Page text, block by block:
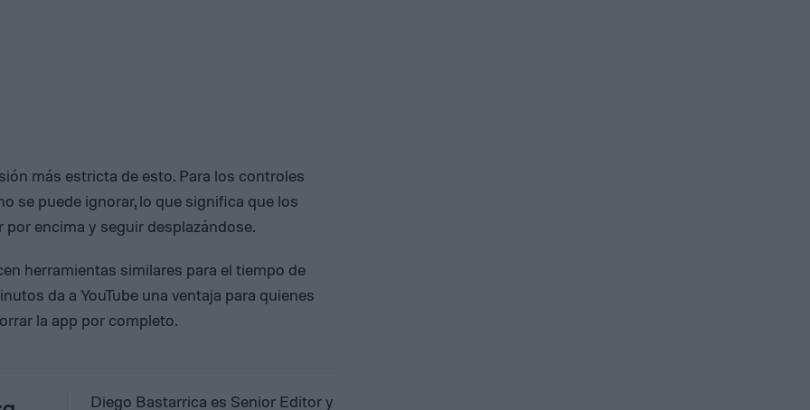
más estricta de esto. Para los controles
se puede ignorar, lo que significa que los
encima y seguir desplazándose.
herramientas similares para el tiempo de
da a YouTube una ventaja para quienes
la app por completo.
Diego Bastarrica es Senior Editor y